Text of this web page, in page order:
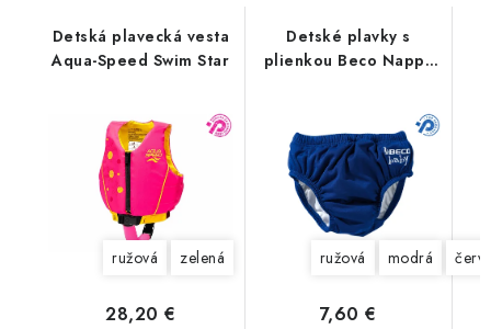
Detská plavecká vesta
Aqua-Speed Swim Star
ružová zelená
28,20 €
Detské plavky s
plienkou Beco Nappy
ružová modrá
7,60 €